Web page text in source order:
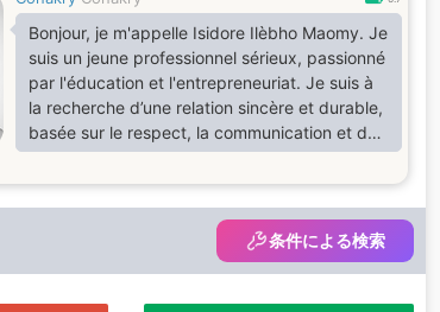
Bonjour, je m'appelle Isidore Ilèbho Maomy. Je
suis un jeune professionnel sérieux, passionné
par l'éducation et l'entrepreneuriat. Je suis à
la recherche d’une relation sincère et durable,
basée sur le respect, la communication et des
valeurs solides. Si vous partagez cette vision
et souhaitez faire connaissance, n’hésitez pas
à me contacter.
条件による検索